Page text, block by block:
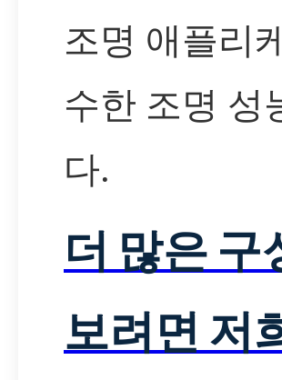
조명 애플리
수한 조명 성
다.
더 많은
보려면 저